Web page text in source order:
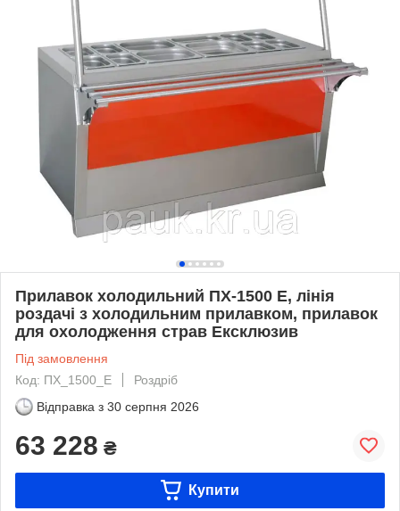
Прилавок холодильний ПХ-1500 Е, лінія
роздачі з холодильним прилавком, прилавок
для охолодження страв Ексклюзив
Під замовлення
Код: ПХ_1500_Е
Роздріб
Відправка з 30 серпня 2026
63 228 ₴
Купити